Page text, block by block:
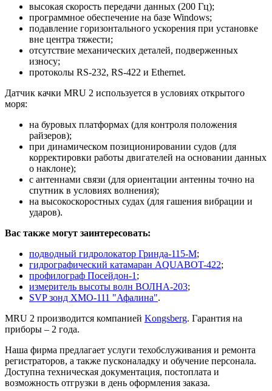
высокая скорость передачи данных (200 Гц);
программное обеспечение на базе Windows;
подавление горизонтального ускорения при установке
вне центра тяжести;
отсутствие механических деталей, подверженных
износу;
протоколы RS-232, RS-422 и Ethernet.
Датчик качки MRU 2 используется в условиях открытого
моря:
на буровых платформах (для контроля положения
райзеров);
при динамическом позиционировании судов (для
корректировки работы двигателей на основании данных
о наклоне);
с антеннами связи (для ориентации антенны точно на
спутник в условиях волнения);
на высокоскоростных судах (для гашения вибрации и
ударов).
Вас также могут заинтересовать:
подводный гидролокатор Гринда-115-М;
гидрографический катамаран AQUABOT-422;
профилограф Посейдон-1 ;
измеритель высоты волн ВОЛНА-203;
SVP зонд ХМО-111 "Афалина".
MRU 2 производится компанией Kongsberg. Гарантия на
приборы – 2 года.
Наша фирма предлагает услуги техобслуживания и ремонта
регистраторов, а также пусконаладку и обучение персонала.
Доступна техническая документация, постоплата и
возможность отгрузки в день оформления заказа.